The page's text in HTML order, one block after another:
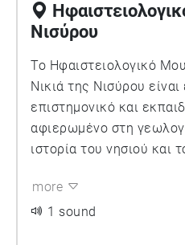
Νισύρου
Το Ηφαιστειολογικό
Νικιά της Νισύρου
επιστημονικό και
αφιερωμένο στη
ιστορία του νησιού και
σχολείο με πανοραμική
του ηφαιστείου και
more
1 sound